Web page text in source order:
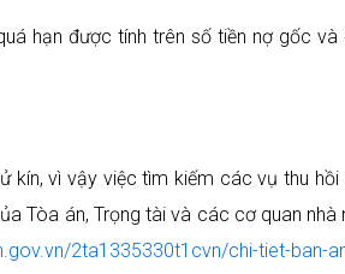
hạn được tính trên số tiền nợ gốc
vì vậy việc tìm kiếm các vụ thu
Tòa án, Trọng tài và các cơ quan
2ta1335330t1cvn/chi-tiet-ban-